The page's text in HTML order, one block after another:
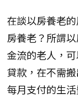
在談以房養老
房養老？所謂
金流的老人，
貸款，在不需
每月支付的生